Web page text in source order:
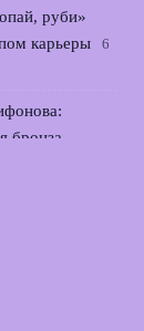
руби»
карьеры
6
бронза